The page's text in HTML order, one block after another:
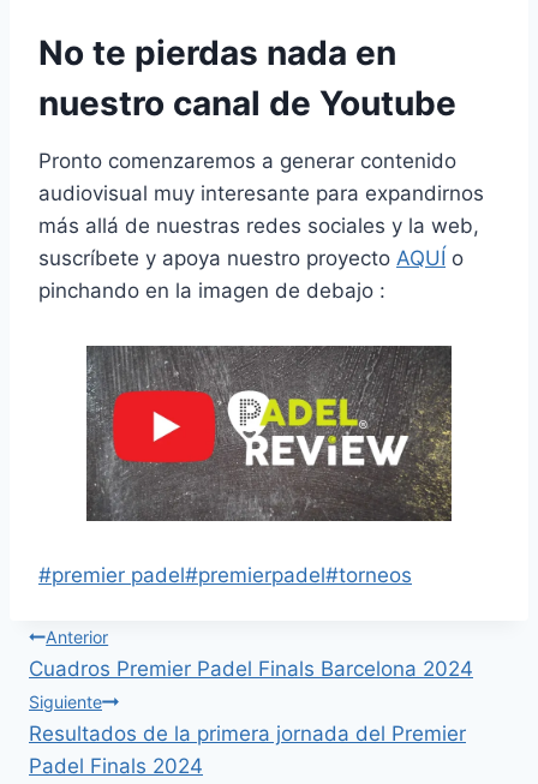
No te pierdas nada en
nuestro canal de Youtube
Pronto comenzaremos a generar contenido
audiovisual muy interesante para expandirnos
más allá de nuestras redes sociales y la web,
suscríbete y apoya nuestro proyecto AQUÍ o
pinchando en la imagen de debajo :
#premier padel#premierpadel#torneos
Anterior
Cuadros Premier Padel Finals Barcelona 2024
Siguiente
Resultados de la primera jornada del Premier
Padel Finals 2024